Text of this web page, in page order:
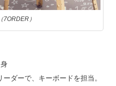
7ORDER）
ダーで、キーボードを担当。